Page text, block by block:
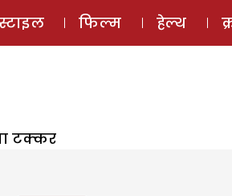
ई-मैगज़ीन
फिल्म हेल्थ
टक्कर